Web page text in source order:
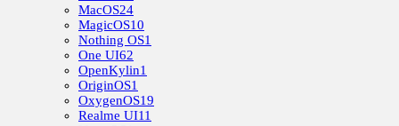
MacOS24
MagicOS10
Nothing OS1
One UI62
OpenKylin1
OriginOS1
OxygenOS19
Realme UI11